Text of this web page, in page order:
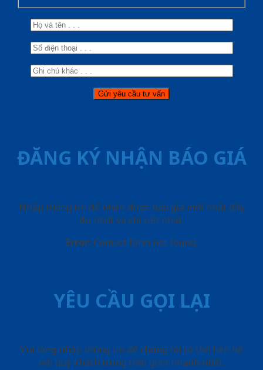
ĐĂNG KÝ NHẬN BÁO GIÁ
Nhập thông tin để nhận được báo giá mới nhât đầy
đủ nhất và chi tiết nhất.
Error: Contact form not found.
YÊU CẦU GỌI LẠI
Vui lòng nhập thông tin để chúng tôi có thể liên hệ
với quý khách trong thời gian nhanh nhất.